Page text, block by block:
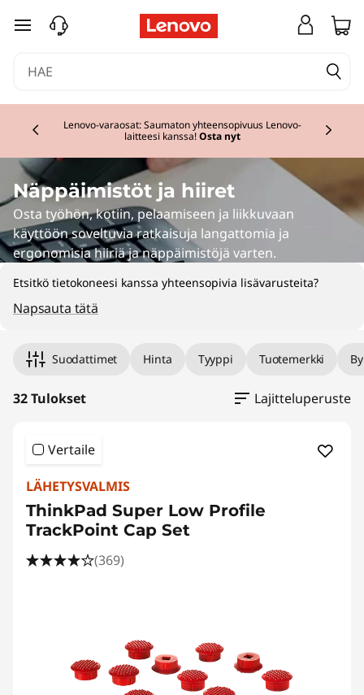
K
o
a
r
d
&
u
siirry pääsisältöön
Lenovo-varaosat: Saumaton yhteensopivuus Lenovo-
laitteesi kanssa!Osta nyt
Näppäimistöt ja hiiret
Osta työhön, kotiin, pelaamiseen ja liikkuvaan
käyttöön soveltuvia ratkaisuja langattomia ja
ergonomisia hiiriä ja näppäimistöjä varten.
Etsitkö tietokoneesi kanssa yhteensopivia lisävarusteita?
Napsauta tätä
Suodattimet Hinta Tyyppi Tuotemerkki
32 Tulokset Lajitteluperuste
Vertaile
LÄHETYSVALMIS
ThinkPad Super Low Profile
TrackPoint Cap Set
(369)